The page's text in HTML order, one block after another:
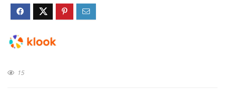
15